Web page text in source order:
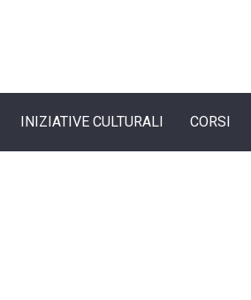
INIZIATIVE CULTURALI CORSI